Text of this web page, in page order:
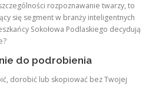
rozpoznawanie twarzy, to
się segment w branży inteligentnych
Sokołowa Podlaskiego decydują
do podrobienia
dorobić lub skopiować bez Twojej